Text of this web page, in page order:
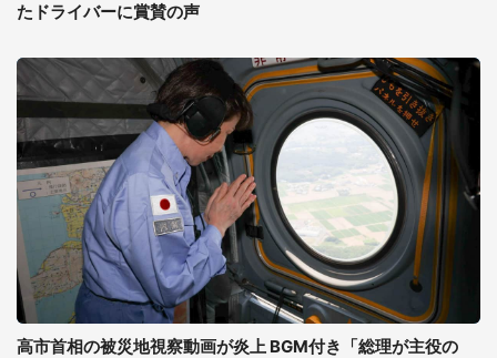
たドライバーに賞賛の声
高市首相の被災地視察動画が炎上 BGM付き「総理が主役の